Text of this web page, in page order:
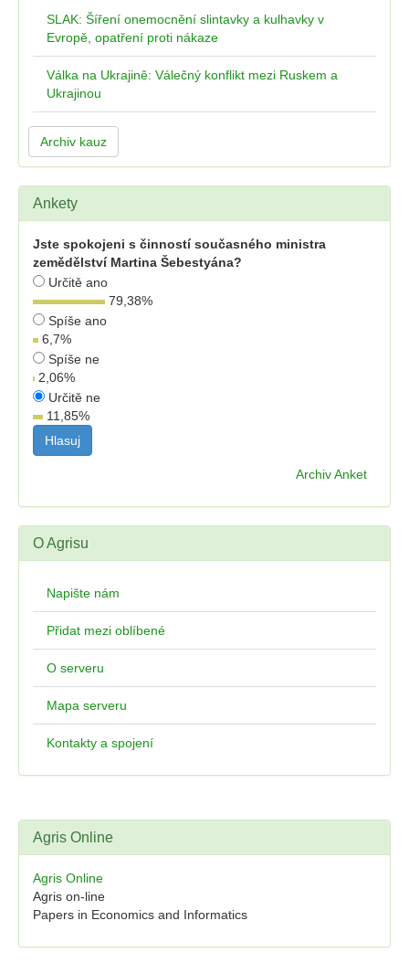
SLAK: Šíření onemocnění slintavky a kulhavky v
Evropě, opatření proti nákaze
Válka na Ukrajině: Válečný konflikt mezi Ruskem a
Ukrajinou
Archiv kauz
Ankety
Jste spokojeni s činností současného ministra
zemědělství Martina Šebestyána?
Určitě ano
79,38%
Spíše ano
6,7%
Spíše ne
2,06%
Určitě ne
11,85%
Archiv Anket
O Agrisu
Napište nám
Přidat mezi oblíbené
O serveru
Mapa serveru
Kontakty a spojení
Agris Online
Agris Online
Agris on-line
Papers in Economics and Informatics